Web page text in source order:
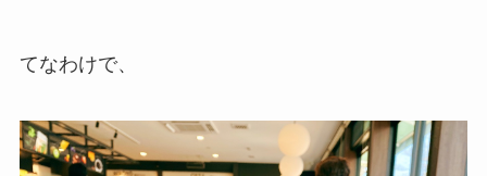
てなわけで、